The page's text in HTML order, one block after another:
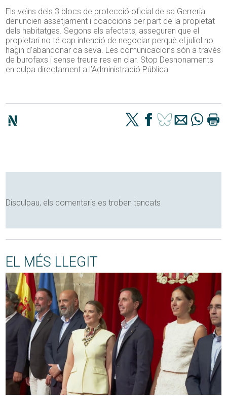
Els veïns dels 3 blocs de protecció oficial de sa Gerreria
denuncien assetjament i coaccions per part de la propietat
dels habitatges. Segons els afectats, asseguren que el
propietari no té cap intenció de negociar perquè el juliol no
hagin d’abandonar ca seva. Les comunicacions són a través
de burofaxs i sense treure res en clar. Stop Desnonaments
en culpa directament a l’Administració Pública.
Disculpau, els comentaris es troben tancats
EL MÉS LLEGIT